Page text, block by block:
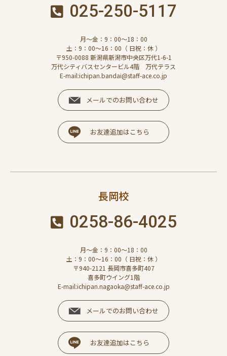
025-250-5117
月～金：9：00～18：00
土：9：00～16：00（ 日祝：休 ）
〒950-0088 新潟県新潟市中央区万代1-6-1
万代シティバスセンタービル4階 万代テラス
E-mail:ichipan.bandai@staff-ace.co.jp
メールでのお問い合わせ
お友達追加はこちら
長岡校
0258-86-4025
月～金：9：00～18：00
土：9：00～16：00（ 日祝：休 ）
〒940-2121 長岡市喜多町407
喜多町ウイング1階
E-mail:ichipan.nagaoka@staff-ace.co.jp
メールでのお問い合わせ
お友達追加はこちら